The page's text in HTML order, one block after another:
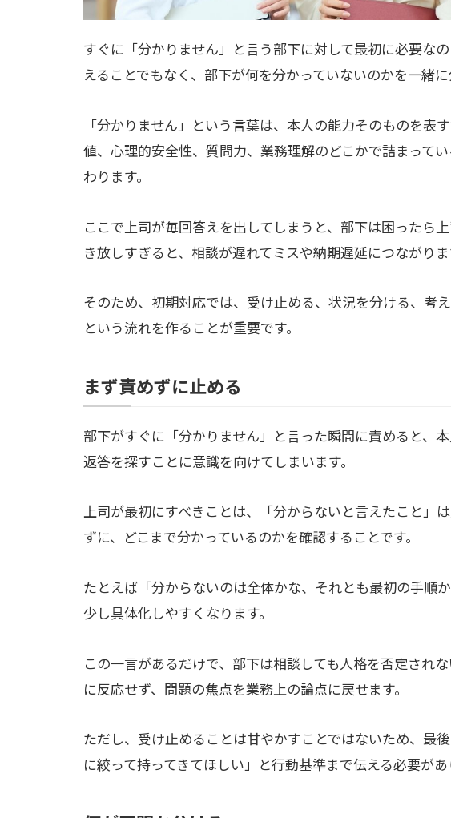
すぐに「分かりません」と言う部下に対して最初に必要な
えることでもなく、部下が何を分かっていないのかを一緒に
「分かりません」という言葉は、本人の能力そのものを表
値、心理的安全性、質問力、業務理解のどこかで詰まって
わります。
ここで上司が毎回答えを出してしまうと、部下は困ったら
き放しすぎると、相談が遅れてミスや納期遅延につながりま
そのため、初期対応では、受け止める、状況を分ける、考
という流れを作ることが重要です。
まず責めずに止める
部下がすぐに「分かりません」と言った瞬間に責めると、
返答を探すことに意識を向けてしまいます。
上司が最初にすべきことは、「分からないと言えたこと」
ずに、どこまで分かっているのかを確認することです。
たとえば「分からないのは全体かな、それとも最初の手順
少し具体化しやすくなります。
この一言があるだけで、部下は相談しても人格を否定され
に反応せず、問題の焦点を業務上の論点に戻せます。
ただし、受け止めることは甘やかすことではないため、最
に絞って持ってきてほしい」と行動基準まで伝える必要があ